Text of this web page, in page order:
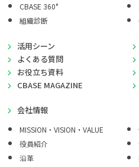
CBASE 360°
組織診断
活用シーン
よくある質問
お役立ち資料
CBASE MAGAZINE
会社情報
MISSION・VISION・VALUE
役員紹介
沿革